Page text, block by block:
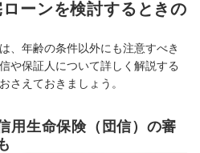
ーンを検討するときの
、年齢の条件以外にも注意すべき
や保証人について詳しく解説する
さえておきましょう。
用生命保険（団信）の審